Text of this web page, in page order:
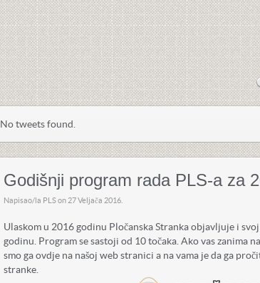
No tweets found.
Godišnji program rada PLS-a za
Napisao/la PLS on 27 Veljača 2016
Ulaskom u 2016 godinu Pločanska Stranka objavljuje i
godinu. Program se sastoji od 10 točaka. Ako vas zanima
smo ga ovdje na našoj web stranici a na vama je da ga
stranke.